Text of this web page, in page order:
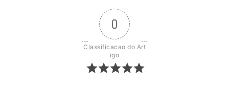
0
Classificacao do Art
igo